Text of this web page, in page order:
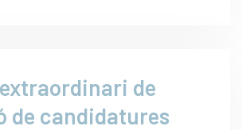
de
de can​didatures​